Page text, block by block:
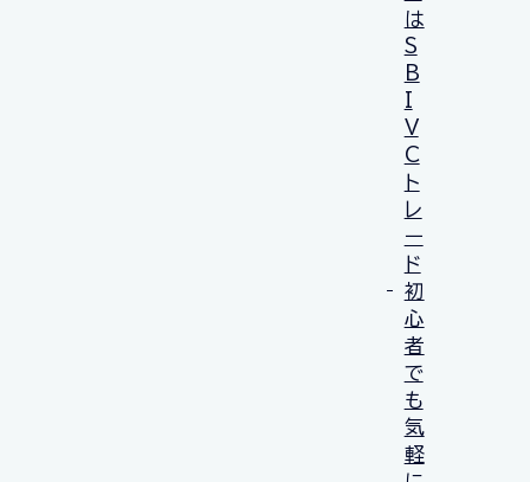
は
S
B
I
V
C
ト
レ
ー
ド
初
心
者
で
も
気
軽